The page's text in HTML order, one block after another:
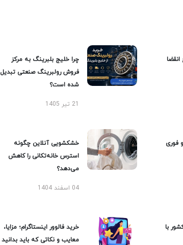
چرا خلیج بلبرینگ به مرکز
فروش رولبرینگ صنعتی تبدیل
شده است؟
21 تیر 1405
فوری
خشکشویی آنلاین چگونه
استرس خانه‌تکانی را کاهش
می‌دهد؟
04 اسفند 1404
با
خرید فالوور اینستاگرام؛ مزایا،
معایب و نکاتی که باید بدانید